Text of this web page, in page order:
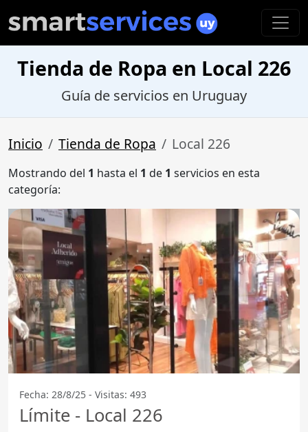
Tienda de Ropa en Local 226
Guía de servicios en Uruguay
Inicio Tienda de Ropa Local 226
Mostrando del 1 hasta el 1 de 1 servicios en esta
categoría:
Fecha: 28/8/25 - Visitas: 493
Límite - Local 226